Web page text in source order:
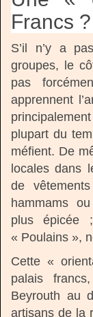
Francs ?
S’il n’y a
groupes, le
pas
apprennent
plupart du
méfient. De
locales dans
de
hammams
plus épicée
« Poulains »,
Cette «
palais
Beyrouth au
artisans de la